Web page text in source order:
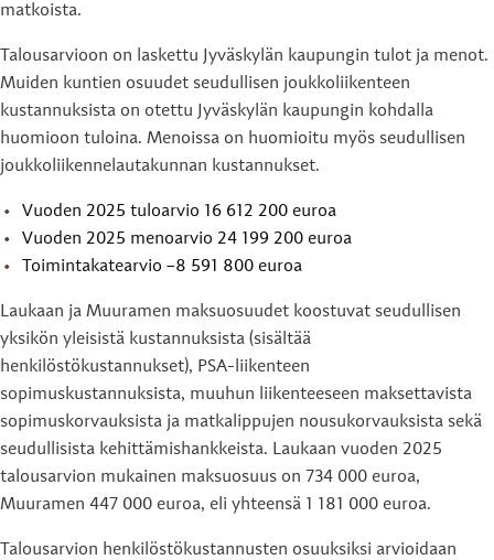
matkoista.
Talousarvioon on laskettu Jyväskylän kaupungin tulot ja menot.
Muiden kuntien osuudet seudullisen joukkoliikenteen
kustannuksista on otettu Jyväskylän kaupungin kohdalla
huomioon tuloina. Menoissa on huomioitu myös seudullisen
joukkoliikennelautakunnan kustannukset.
Vuoden 2025 tuloarvio 16 612 200 euroa
Vuoden 2025 menoarvio 24 199 200 euroa
Toimintakatearvio ­–8 591 800 euroa
Laukaan ja Muuramen maksuosuudet koostuvat seudullisen
yksikön yleisistä kustannuksista (sisältää
henkilöstökustannukset), PSA-liikenteen
sopimuskustannuksista, muuhun liikenteeseen maksettavista
sopimuskorvauksista ja matkalippujen nousukorvauksista sekä
seudullisista kehittämishankkeista. Laukaan vuoden 2025
talousarvion mukainen maksuosuus on 734 000 euroa,
Muuramen 447 000 euroa, eli yhteensä 1 181 000 euroa.
Talousarvion henkilöstökustannusten osuuksiksi arvioidaan